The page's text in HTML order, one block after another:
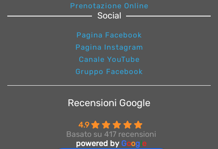
Prenotazione Online
Social
Pagina Facebook
Pagina Instagram
Canale YouTube
Gruppo Facebook
Recensioni Google
4.9
Basato su 417 recensioni
powered by Goog e